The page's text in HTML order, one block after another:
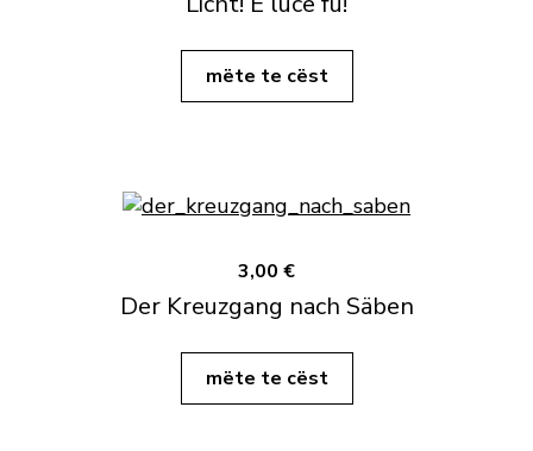
mëte te cëst
3,00 €
Der Kreuzgang nach Säben
mëte te cëst